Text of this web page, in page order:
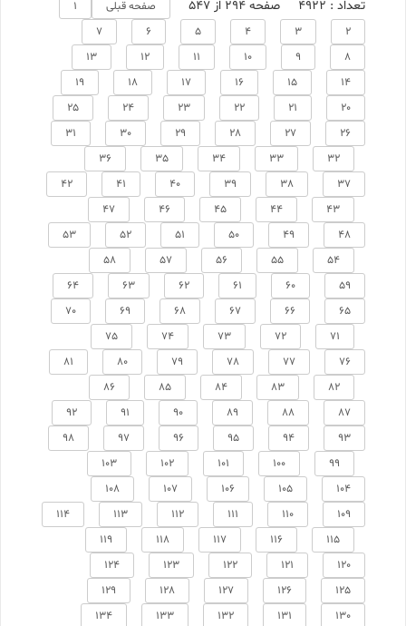
تعداد : 4922 صفحه 294 از 547 صفحه قبلی
1
2
3
4
5
6
7
8
9
10
11
12
13
14
15
16
17
18
19
20
21
22
23
24
25
26
27
28
29
30
31
32
33
34
35
36
37
38
39
40
41
42
43
44
45
46
47
48
49
50
51
52
53
54
55
56
57
58
59
60
61
62
63
64
65
66
67
68
69
70
71
72
73
74
75
76
77
78
79
80
81
82
83
84
85
86
87
88
89
90
91
92
93
94
95
96
97
98
99
100
101
102
103
104
105
106
107
108
109
110
111
112
113
114
115
116
117
118
119
120
121
122
123
124
125
126
127
128
129
130
131
132
133
134